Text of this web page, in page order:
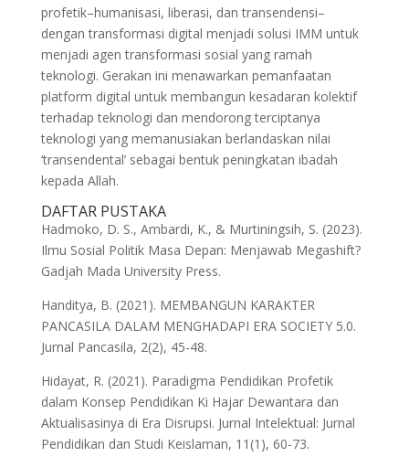
profetik–humanisasi, liberasi, dan transendensi–
dengan transformasi digital menjadi solusi IMM untuk
menjadi agen transformasi sosial yang ramah
teknologi. Gerakan ini menawarkan pemanfaatan
platform digital untuk membangun kesadaran kolektif
terhadap teknologi dan mendorong terciptanya
teknologi yang memanusiakan berlandaskan nilai
‘transendental’ sebagai bentuk peningkatan ibadah
kepada Allah.
DAFTAR PUSTAKA
Hadmoko, D. S., Ambardi, K., & Murtiningsih, S. (2023).
Ilmu Sosial Politik Masa Depan: Menjawab Megashift?
Gadjah Mada University Press.
Handitya, B. (2021). MEMBANGUN KARAKTER
PANCASILA DALAM MENGHADAPI ERA SOCIETY 5.0.
Jurnal Pancasila, 2(2), 45-48.
Hidayat, R. (2021). Paradigma Pendidikan Profetik
dalam Konsep Pendidikan Ki Hajar Dewantara dan
Aktualisasinya di Era Disrupsi. Jurnal Intelektual: Jurnal
Pendidikan dan Studi Keislaman, 11(1), 60-73.